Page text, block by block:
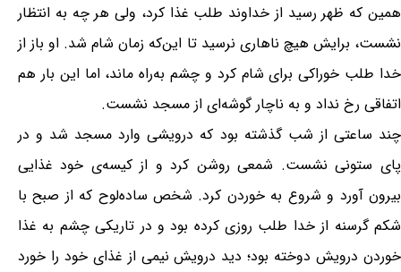
همین که ظهر رسید از خداوند طلب غذا کرد، ولی هر چه به انتظار
نشست، برایش هیچ ناهاری نرسید تا این‌که زمان شام شد. او باز از
خدا طلب خوراکی برای شام کرد و چشم به‌راه ماند، اما این بار هم
اتفاقی رخ نداد و به ناچار گوشه‌ای از مسجد نشست.
چند ساعتی از شب گذشته بود که درویشی وارد مسجد شد و در
پای ستونی نشست. شمعی روشن کرد و از کیسه‌ی خود غذایی
بیرون آورد و شروع به خوردن کرد. شخص ساده‌لوح که از صبح با
شکم گرسنه از خدا طلب روزی کرده بود و در تاریکی چشم به غذا
خوردن درویش دوخته بود؛ دید درویش نیمی از غذای خود را خورد